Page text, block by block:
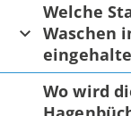
Welche
Waschen
Wo wird